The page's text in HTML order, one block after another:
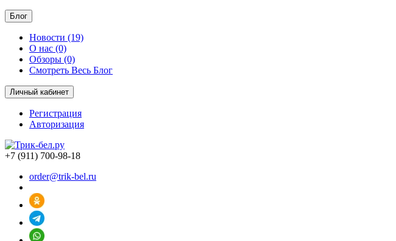
Блог
Новости (19)
О нас (0)
Обзоры (0)
Смотреть Весь Блог
Личный кабинет
Регистрация
Авторизация
+7 (911) 700-98-18
order@trik-bel.ru